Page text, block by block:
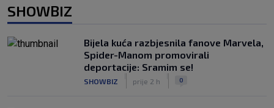
SHOWBIZ
Bijela kuća razbjesnila fanove Marvela,
Spider-Manom promovirali
deportacije: Sramim se!
SHOWBIZ prije 2 h 0